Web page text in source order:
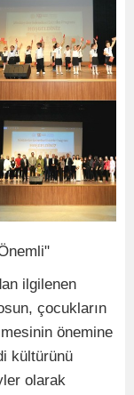
ilgilenen
çocukların
önemine
kültürünü
olarak